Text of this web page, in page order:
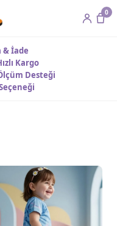
0
& İade
Kargo
Desteği